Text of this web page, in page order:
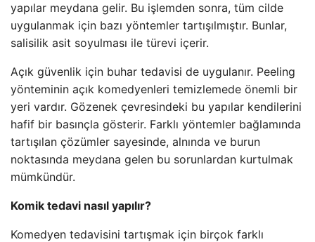
yapılar meydana gelir. Bu işlemden sonra, tüm cilde
uygulanmak için bazı yöntemler tartışılmıştır. Bunlar,
salisilik asit soyulması ile türevi içerir.
Açık güvenlik için buhar tedavisi de uygulanır. Peeling
yönteminin açık komedyenleri temizlemede önemli bir
yeri vardır. Gözenek çevresindeki bu yapılar kendilerini
hafif bir basınçla gösterir. Farklı yöntemler bağlamında
tartışılan çözümler sayesinde, alnında ve burun
noktasında meydana gelen bu sorunlardan kurtulmak
mümkündür.
Komik tedavi nasıl yapılır?
Komedyen tedavisini tartışmak için birçok farklı